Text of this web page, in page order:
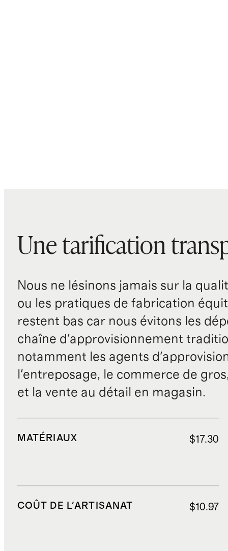
Une tarification
Nous ne lésinons jamais sur la
ou les pratiques de fabrication
restent bas car nous évitons les
chaîne d'approvisionnement
notamment les agents
l'entreposage, le commerce de
et la vente au détail en magasin.
MATÉRIAUX $17.30
COÛT DE L'ARTISANAT $10.97